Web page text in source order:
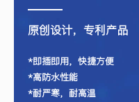
原创设计，专利产品
*即插即用，快捷方便
*高防水性能
*耐严寒，耐高温